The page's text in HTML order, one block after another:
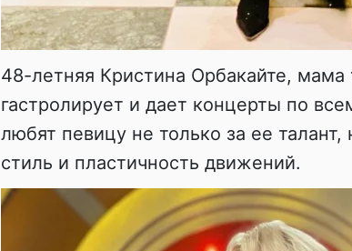
48-летняя Кристина Орбакайте, мама
гастролирует и дает концерты по
любят певицу не только за ее
стиль и пластичность движений.